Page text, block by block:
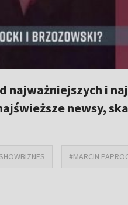
najważniejszych i
newsy,
#MARCIN